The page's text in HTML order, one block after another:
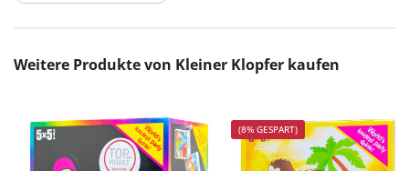
Produktgalerie überspringen
Weitere Produkte von Kleiner Klopfer kaufen
(8% GESPART)